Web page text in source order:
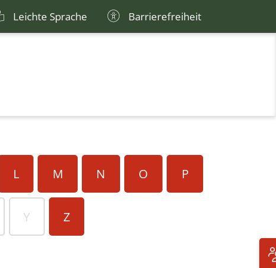
Leichte Sprache Barrierefreiheit
L M N O P
Y Z